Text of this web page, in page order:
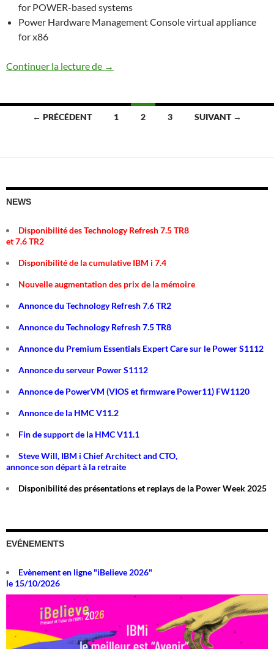
for POWER-based systems
Power Hardware Management Console virtual appliance
for x86
Continuer la lecture de Les différentes HMC
→
Navigation
articles
← PRÉCÉDENT 1 2 3 SUIVANT →
NEWS
Disponibilité des Technology Refresh 7.5 TR8
et 7.6 TR2
Disponibilité de la cumulative IBM i 7.4
Nouvelle augmentation des prix de la mémoire
Annonce du Technology Refresh 7.6 TR2
Annonce du Technology Refresh 7.5 TR8
Annonce du Premium Essentials Expert Care sur le Power S1112
Annonce du serveur Power S1112
Annonce de PowerVM (VIOS et firmware Power11) FW1120
Annonce de la HMC V11.2
Fin de support de la HMC V11.1
Steve Will, IBM i Chief Architect and CTO,
annonce son départ à la retraite
Disponibilité des présentations et replays de la Power Week 2025
EVÉNEMENTS
Evènement en ligne "iBelieve 2026"
le 15/10/2026